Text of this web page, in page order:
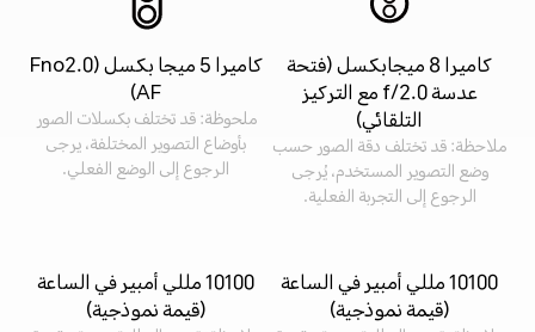
كاميرا 8 ميجابكسل (فتحة
عدسة f/2.0 مع التركيز
التلقائي)
ملاحظة: قد تختلف دقة الصور حسب
وضع التصوير المستخدم، يُرجى
الرجوع إلى التجربة الفعلية.
10100 مللي أمبير في الساعة
(قيمة نموذجية)
كاميرا 5 ميجا بكسل (Fno2.0
AF)
ملحوظة: قد تختلف بكسلات الصور
بأوضاع التصوير المختلفة، يرجى
الرجوع إلى الوضع الفعلي.
10100 مللي أمبير في الساعة
(قيمة نموذجية)